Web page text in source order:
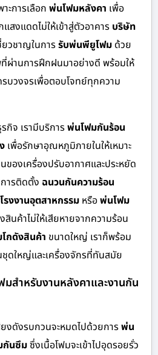
ะการเลือก พ่นโฟมหลังคา เพื่อ
สงแดดไม่ให้เข้าสู่ตัวอาคาร บริษัท
ยวชาญในการรับพ่นพียูโฟม ด้วย
ผ่านการฝึกฝนมาอย่างดี พร้อมให้
บวงจรเพื่อตอบโจทย์ทุกความ
กิจ เรามีบริการพ่นโฟมกันร้อน
เพื่อรักษาอุณหภูมิภายในให้เหมาะ
ของเครื่องปรับอากาศและประหยัด
ารติดตั้ง ฉนวนกันความร้อน
งงานอุตสาหกรรม หรือพ่นโฟม
นค้าไม่ให้เสียหายจากความร้อน
กดังสินค้า ขนาดใหญ่ เราก็พร้อม
ดใหญ่และเครื่องจักรที่ทันสมัย
สำหรับงานหลังคาและงานกัน
งดังรบกวนจะหมดไปด้วยการพ่น
กันซึมซึ่งเนื้อโฟมจะเข้าไปอุดรอยรั่ว